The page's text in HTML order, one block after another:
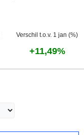
Verschil t.o.v. 1 jan (%)
+11,49%